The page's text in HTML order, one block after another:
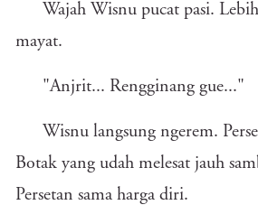
Wajah Wisnu pucat pasi.
mayat.
"Anjrit... Rengginang gue..."
Wisnu langsung ngerem.
Botak yang udah melesat jauh
Persetan sama harga diri.